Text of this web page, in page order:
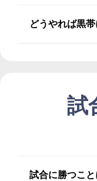
どうやれば黒
試
試合に勝つこ